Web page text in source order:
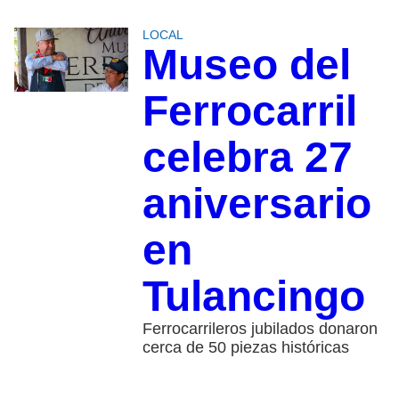
LOCAL
Museo del
Ferrocarril
celebra 27
aniversario
en
Tulancingo
Ferrocarrileros jubilados donaron
cerca de 50 piezas históricas